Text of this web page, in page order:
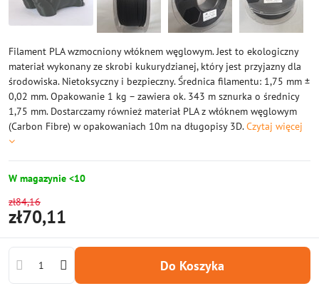
Filament PLA wzmocniony włóknem węglowym. Jest to ekologiczny
materiał wykonany ze skrobi kukurydzianej, który jest przyjazny dla
środowiska. Nietoksyczny i bezpieczny. Średnica filamentu: 1,75 mm ±
0,02 mm. Opakowanie 1 kg – zawiera ok. 343 m sznurka o średnicy
1,75 mm. Dostarczamy również materiał PLA z włóknem węglowym
(Carbon Fibre) w opakowaniach 10m na ​​długopisy 3D.Czytaj więcej
W magazynie <10
zł84,16
zł70,11
Do Koszyka